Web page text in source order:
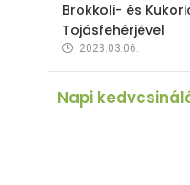
Brokkoli- és
Tojásfehérjével
2023.03.06.
Napi